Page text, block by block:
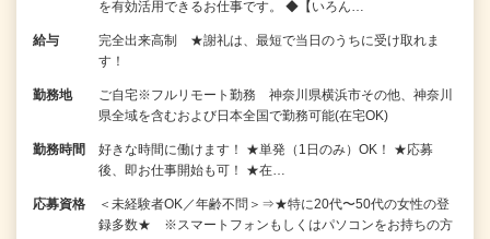
を有効活用できるお仕事です。 ◆【いろん…
給与
完全出来高制 ★謝礼は、最短で当日のうちに受け取れま
す！
勤務地
ご自宅※フルリモート勤務 神奈川県横浜市その他、神奈川
県全域を含むおよび日本全国で勤務可能(在宅OK)
勤務時間
好きな時間に働けます！ ★単発（1日のみ）OK！ ★応募
後、即お仕事開始も可！ ★在…
応募資格
＜未経験者OK／年齢不問＞⇒★特に20代〜50代の女性の登
録多数★ ※スマートフォンもしくはパソコンをお持ちの方